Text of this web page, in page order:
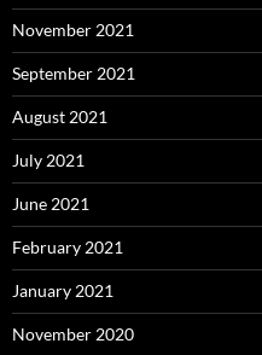
November 2021
September 2021
August 2021
July 2021
June 2021
February 2021
January 2021
November 2020